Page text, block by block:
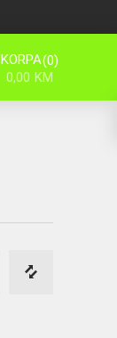
KORPA 0
0,00 KM